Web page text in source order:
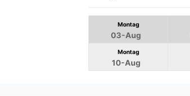
Montag
03-Aug
Montag
10-Aug